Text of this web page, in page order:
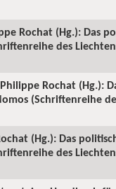
Rochat (Hg.): Das
des
Rochat (Hg.):
(Schriftenreihe
(Hg.): Das
des